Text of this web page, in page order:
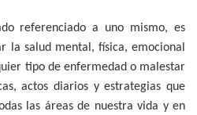
referenciado a uno mismo, es
la salud mental, física, emocional
tipo de enfermedad o malestar
actos diarios y estrategias que
las áreas de nuestra vida y en